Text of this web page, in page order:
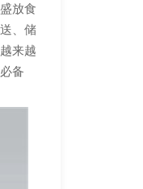
放食
、储
来越
备